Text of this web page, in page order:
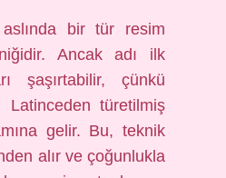
bir tür resim
Ancak adı ilk
şaşırtabilir, çünkü
Latinceden türetilmiş
gelir. Bu, teknik
alır ve çoğunlukla